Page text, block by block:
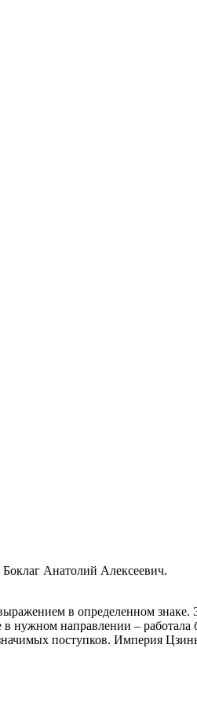
Анатолий Алексеевич.
в определенном знаке.
нужном направлении – работала
поступков. Империя